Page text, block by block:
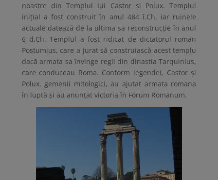
noastre din Templul lui Castor și Polux. Templul
inițial a fost construit în anul 484 î.Ch. iar ruinele
actuale datează de la ultima sa reconstrucție în anul
6 d.Ch. Templul a fost ridicat de dictatorul roman
Postumius, care a jurat să construiască acest templu
dacă armata sa învinge regii din dinastia Tarquinius,
care conduceau Roma. Conform legendei, Castor și
Polux, gemenii mitologici, au ajutat armata romana
în luptă și au anunțat victoria în Forum Romanum.